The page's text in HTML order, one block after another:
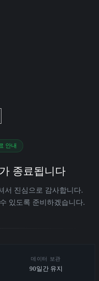
안내
종료됩니다
서 진심으로 감사합니다.
있도록 준비하겠습니다.
데이터 보관
90일간 유지